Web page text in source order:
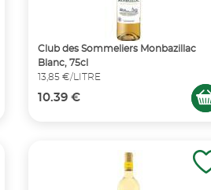
Club des Sommeliers Monbazillac
Blanc, 75cl
13,85 €/LITRE
10.39 €